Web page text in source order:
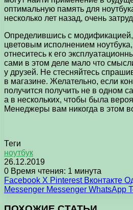
оптимальную память для
несколько лет назад, очень
Определившись с
цветовым исполнением
отнеситесь к его
сами в этом деле мало что
у друзей. Не стесняйтесь
в магазине. Желательно, если
получится получить не в одном
а в нескольких, чтобы была
Менеджеры вам никогда в этом
Теги
ноутбук
26.12.2019
0 Время чтения: 1 минута
Facebook X Pinterest Вконтакте
Messenger Messenger WhatsApp